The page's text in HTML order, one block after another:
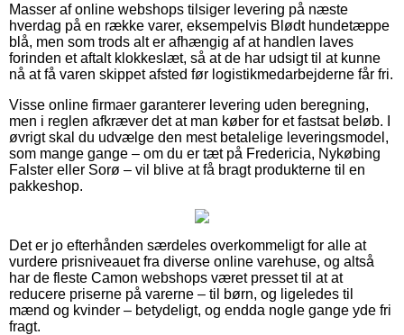
Masser af online webshops tilsiger levering på næste
hverdag på en række varer, eksempelvis Blødt hundetæppe
blå, men som trods alt er afhængig af at handlen laves
forinden et aftalt klokkeslæt, så at de har udsigt til at kunne
nå at få varen skippet afsted før logistikmedarbejderne får fri.
Visse online firmaer garanterer levering uden beregning,
men i reglen afkræver det at man køber for et fastsat beløb. I
øvrigt skal du udvælge den mest betalelige leveringsmodel,
som mange gange – om du er tæt på Fredericia, Nykøbing
Falster eller Sorø – vil blive at få bragt produkterne til en
pakkeshop.
Det er jo efterhånden særdeles overkommeligt for alle at
vurdere prisniveauet fra diverse online varehuse, og altså
har de fleste Camon webshops været presset til at at
reducere priserne på varerne – til børn, og ligeledes til
mænd og kvinder – betydeligt, og endda nogle gange yde fri
fragt.